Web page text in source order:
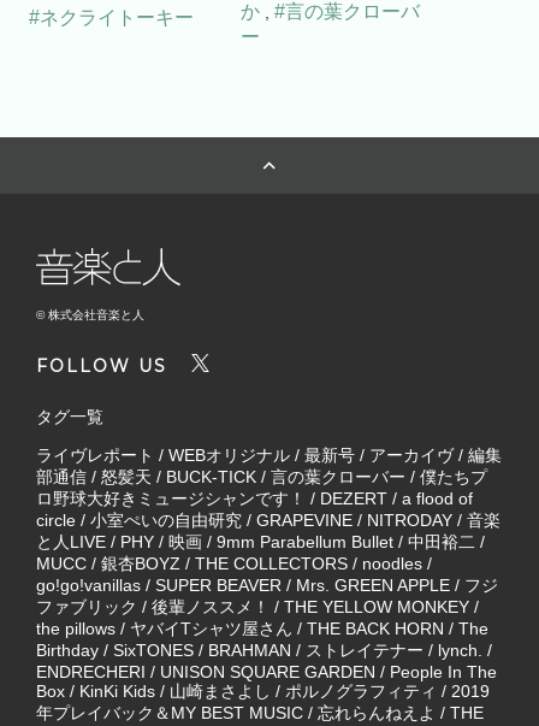
#ネクライトーキー
か
#言の葉クローバ
ー
© 株式会社音楽と人
FOLLOW US
タグ一覧
ライヴレポート / WEBオリジナル / 最新号 / アーカイヴ/ 編集
部通信 / 怒髪天 / BUCK-TICK / 言の葉クローバー / 僕たちプ
ロ野球大好きミュージシャンです！
/ DEZERT / a flood of
circle / 小室ぺいの自由研究 / GRAPEVINE / NITRODAY / 音楽
と人LIVE / PHY / 映画 / 9mm Parabellum Bullet / 中田裕二 /
MUCC / 銀杏BOYZ / THE COLLECTORS / noodles /
go!go!vanillas / SUPER BEAVER / Mrs. GREEN APPLE / フジ
ファブリック / 後輩ノススメ！ / THE YELLOW MONKEY /
the pillows / ヤバイTシャツ屋さん / THE BACK HORN / The
Birthday / SixTONES / BRAHMAN / ストレイテナー / lynch. /
ENDRECHERI / UNISON SQUARE GARDEN / People In The
Box / KinKi Kids / 山崎まさよし / ポルノグラフィティ / 2019
年プレイバック＆MY BEST MUSIC / 忘れらんねえよ / THE